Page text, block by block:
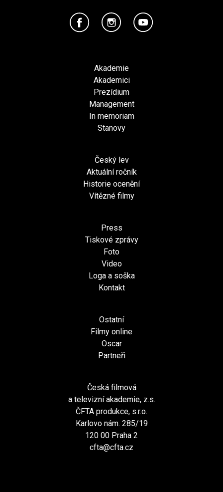
Akademie
Akademici
Prezídium
Management
In memoriam
Stanovy
Český lev
Aktuální ročník
Historie ocenění
Vítězné filmy
Press
Tiskové zprávy
Foto
Video
Loga a soška
Kontakt
Ostatní
Filmy online
Oscar
Partneři
Česká filmová
a televizní akademie, z.s.
ČFTA produkce, s.r.o.
Karlovo nám. 285/19
120 00 Praha 2
cfta@cfta.cz